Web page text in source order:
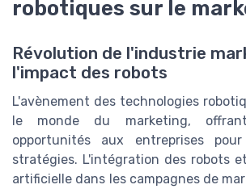
robotiques sur le
Révolution de l'industrie
l'impact des robots
L'avènement des technologies
le monde du marketing,
opportunités aux entreprises
stratégies. L'intégration des robots
artificielle dans les campagnes de